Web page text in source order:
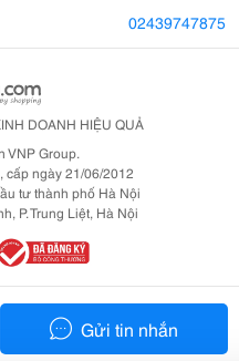
Gửi tin nhắn
02439747875
DOANH HIỆU QUẢ
VNP Group.
cấp ngày 21/06/2012
tư thành phố Hà Nội
P. Trung Liệt, Hà Nội